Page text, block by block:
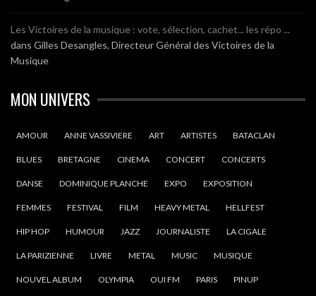
Les Victoires de la musique : vote, sélection, cachet... les répo ...
dans Gilles Desangles, Directeur Général des Victoires de la
Musique
MON UNIVERS
AMOUR ANNE VASSIVIERE ART ARTISTES BATACLAN
BLUES BRETAGNE CINEMA CONCERT CONCERTS
DANSE DOMINIQUE PLANCHE EXPO EXPOSITION
FEMMES FESTIVAL FILM HEAVY METAL HELLFEST
HIP HOP HUMOUR JAZZ JOURNALISTE LA CIGALE
LA PARIZIENNE LIVRE METAL MUSIC MUSIQUE
NOUVEL ALBUM OLYMPIA OUI FM PARIS PINUP